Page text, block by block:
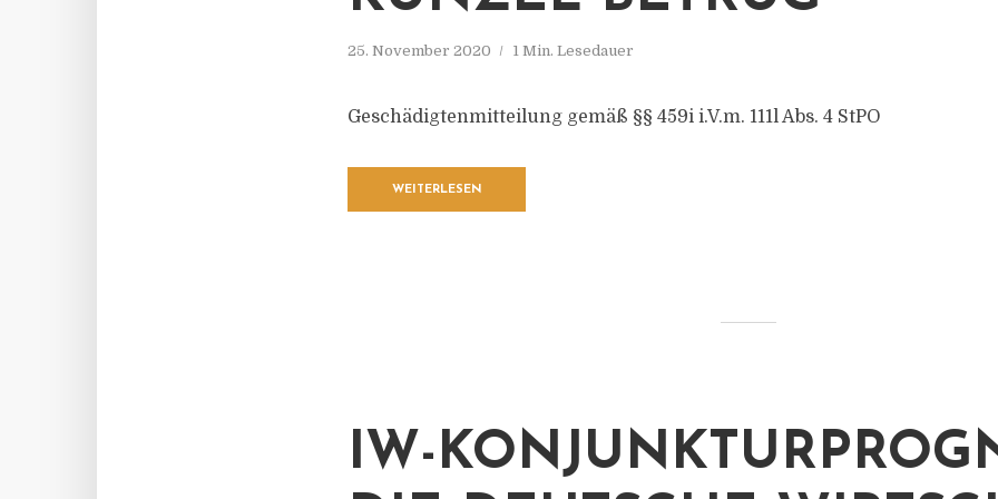
25. November 2020 1 Min. Lesedauer
Geschädigtenmitteilung gemäß §§ 459i i.V.m. 111l Abs. 4 StPO
WEITERLESEN
IW-